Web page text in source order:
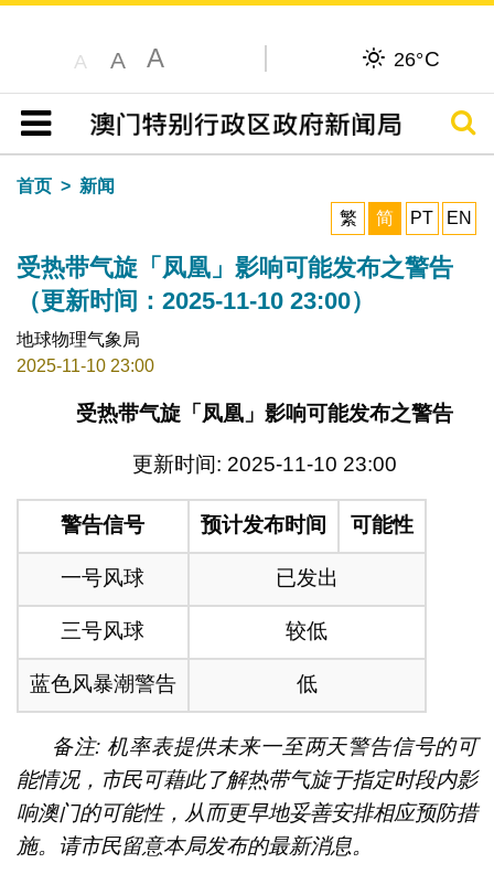
A A A 26°C
目录
搜寻
首页
新闻
繁
简 PT EN
受热带气旋「凤凰」影响可能发布之警告
（更新时间：2025-11-10 23:00）
地球物理气象局
2025-11-10 23:00
受热带气旋「凤凰」影响可能发布之警告
更新时间: 2025-11-10 23:00
警告信号 预计发布时间 可能性
一号风球 已发出
三号风球 较低
蓝色风暴潮警告 低
备注: 机率表提供未来一至两天警告信号的可
能情况，市民可藉此了解热带气旋于指定时段内影
响澳门的可能性，从而更早地妥善安排相应预防措
施。请市民留意本局发布的最新消息。